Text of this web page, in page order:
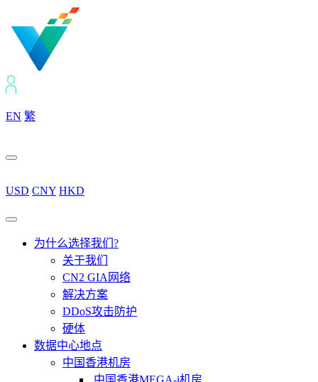
EN 繁
USD CNY HKD
为什么选择我们?
关于我们
CN2 GIA网络
解决方案
DDoS攻击防护
硬体
数据中心地点
中国香港机房
中国香港MEGA-i机房